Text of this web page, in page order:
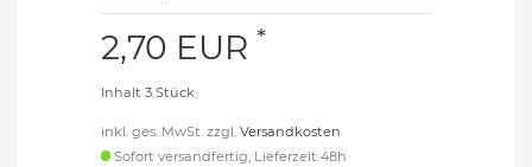
2,70 EUR *
Inhalt 3 Stück
inkl. ges. MwSt. zzgl. Versandkosten
Sofort versandfertig, Lieferzeit 48h